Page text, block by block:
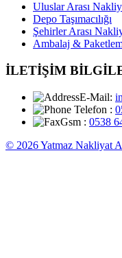
Uluslar Arası
Depo Taşımacılığı
Şehirler Arası
Ambalaj &
İLETİŞİM
E-Mail:
Telefon :
Gsm : 0538
© 2026 Yatmaz Nakliyat